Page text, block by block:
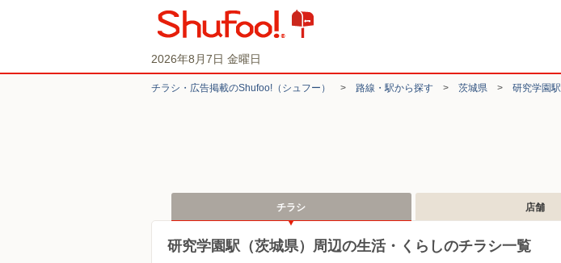
2026年8月7日 金曜日
チラシ・​広告掲載の​Shufoo!​（シュフー） > 路線・駅から探す > 茨城県 > 研究学園駅
チラシ 店舗
研究学園駅（茨城県）周辺の生活・くらしのチラシ一覧